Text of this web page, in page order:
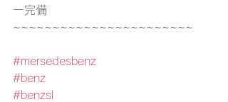
ー完備
~~~~~~~~~~~~~~~~~~~~~~~
#mersedesbenz
#benz
#benzsl